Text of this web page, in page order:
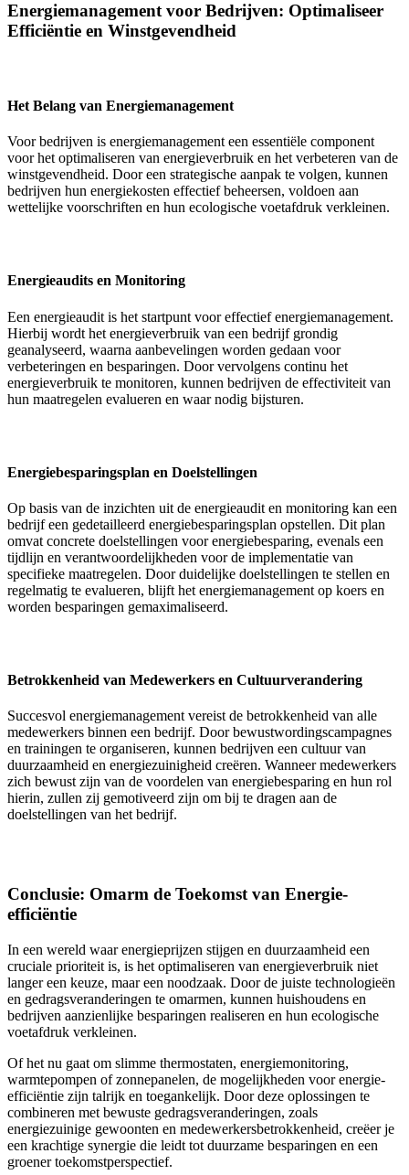
Energiemanagement voor Bedrijven: Optimaliseer
Efficiëntie en Winstgevendheid
Het Belang van Energiemanagement
Voor bedrijven is energiemanagement een essentiële component
voor het optimaliseren van energieverbruik en het verbeteren van de
winstgevendheid. Door een strategische aanpak te volgen, kunnen
bedrijven hun energiekosten effectief beheersen, voldoen aan
wettelijke voorschriften en hun ecologische voetafdruk verkleinen.
Energieaudits en Monitoring
Een energieaudit is het startpunt voor effectief energiemanagement.
Hierbij wordt het energieverbruik van een bedrijf grondig
geanalyseerd, waarna aanbevelingen worden gedaan voor
verbeteringen en besparingen. Door vervolgens continu het
energieverbruik te monitoren, kunnen bedrijven de effectiviteit van
hun maatregelen evalueren en waar nodig bijsturen.
Energiebesparingsplan en Doelstellingen
Op basis van de inzichten uit de energieaudit en monitoring kan een
bedrijf een gedetailleerd energiebesparingsplan opstellen. Dit plan
omvat concrete doelstellingen voor energiebesparing, evenals een
tijdlijn en verantwoordelijkheden voor de implementatie van
specifieke maatregelen. Door duidelijke doelstellingen te stellen en
regelmatig te evalueren, blijft het energiemanagement op koers en
worden besparingen gemaximaliseerd.
Betrokkenheid van Medewerkers en Cultuurverandering
Succesvol energiemanagement vereist de betrokkenheid van alle
medewerkers binnen een bedrijf. Door bewustwordingscampagnes
en trainingen te organiseren, kunnen bedrijven een cultuur van
duurzaamheid en energiezuinigheid creëren. Wanneer medewerkers
zich bewust zijn van de voordelen van energiebesparing en hun rol
hierin, zullen zij gemotiveerd zijn om bij te dragen aan de
doelstellingen van het bedrijf.
Conclusie: Omarm de Toekomst van Energie-
efficiëntie
In een wereld waar energieprijzen stijgen en duurzaamheid een
cruciale prioriteit is, is het optimaliseren van energieverbruik niet
langer een keuze, maar een noodzaak. Door de juiste technologieën
en gedragsveranderingen te omarmen, kunnen huishoudens en
bedrijven aanzienlijke besparingen realiseren en hun ecologische
voetafdruk verkleinen.
Of het nu gaat om slimme thermostaten, energiemonitoring,
warmtepompen of zonnepanelen, de mogelijkheden voor energie-
efficiëntie zijn talrijk en toegankelijk. Door deze oplossingen te
combineren met bewuste gedragsveranderingen, zoals
energiezuinige gewoonten en medewerkersbetrokkenheid, creëer je
een krachtige synergie die leidt tot duurzame besparingen en een
groener toekomstperspectief.